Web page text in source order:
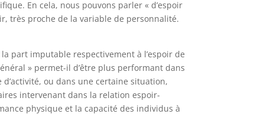
En cela, nous pouvons parler « d’espoir
très proche de la variable de personnalité.
part imputable respectivement à l’espoir de
» permet-il d’être plus performant dans
ou dans une certaine situation,
intervenant dans la relation espoir-
physique et la capacité des individus à